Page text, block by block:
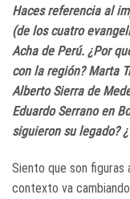
Haces referencia al
(de los cuatro
Acha de Perú. ¿Por
con la región? Marta
Alberto Sierra de
Eduardo Serrano en
siguieron su legado?
Siento que son figuras
contexto va